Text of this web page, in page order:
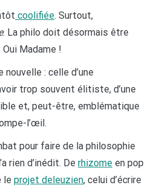
coolifiée. Surtout,
. La philo doit désormais être
Madame !
nouvelle : celle d’une
trop souvent élitiste, d’une
et, peut-être, emblématique
l’œil.
pour faire de la philosophie
rien d’inédit. De rhizome en pop
le projet deleuzien, celui d’écrire